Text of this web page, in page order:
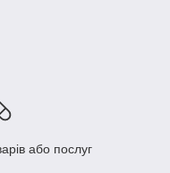
або послуг